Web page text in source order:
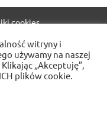
cookies
by ThemeZee.
witryny i
używamy na naszej
„Akceptuję”,
plików cookie.